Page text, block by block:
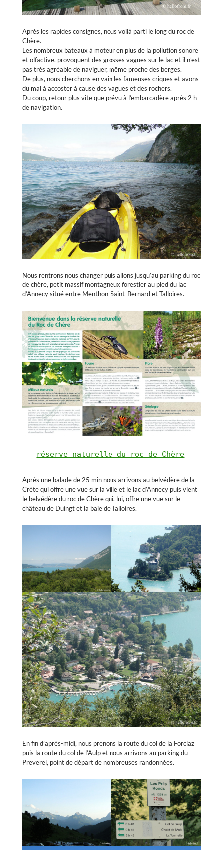
Après les rapides consignes, nous voilà parti le long du roc de
Chère.
Les nombreux bateaux à moteur en plus de la pollution sonore
et olfactive, provoquent des grosses vagues sur le lac et il n’est
pas très agréable de naviguer, même proche des berges.
De plus, nous cherchons en vain les fameuses criques et avons
du mal à accoster à cause des vagues et des rochers.
Du coup, retour plus vite que prévu à l’embarcadère après 2 h
de navigation.
Nous rentrons nous changer puis allons jusqu’au parking du roc
de chère, petit massif montagneux forestier au pied du lac
d’Annecy situé entre Menthon-Saint-Bernard et Talloires.
réserve naturelle du roc de Chère
Après une balade de 25 min nous arrivons au belvédère de la
Crète qui offre une vue sur la ville et le lac d’Annecy puis vient
le belvédère du roc de Chère qui, lui, offre une vue sur le
château de Duingt et la baie de Talloires.
En fin d’après-midi, nous prenons la route du col de la Forclaz
puis la route du col de l’Aulp et nous arrivons au parking du
Preverel, point de départ de nombreuses randonnées.